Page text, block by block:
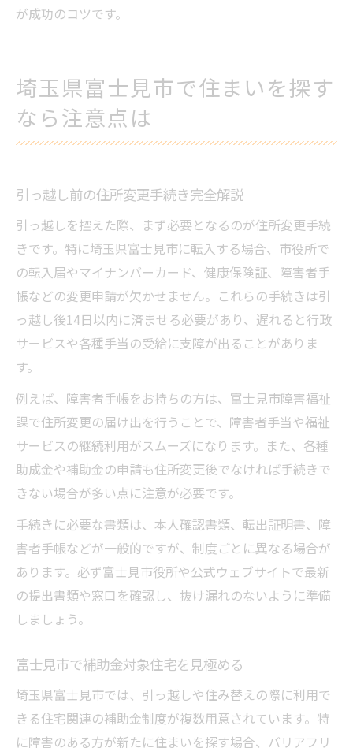
が成功のコツです。
埼玉県富士見市で住まいを探す
なら注意点は
引っ越し前の住所変更手続き完全解説
引っ越しを控えた際、まず必要となるのが住所変更手続
きです。特に埼玉県富士見市に転入する場合、市役所で
の転入届やマイナンバーカード、健康保険証、障害者手
帳などの変更申請が欠かせません。これらの手続きは引
っ越し後14日以内に済ませる必要があり、遅れると行政
サービスや各種手当の受給に支障が出ることがありま
す。
例えば、障害者手帳をお持ちの方は、富士見市障害福祉
課で住所変更の届け出を行うことで、障害者手当や福祉
サービスの継続利用がスムーズになります。また、各種
助成金や補助金の申請も住所変更後でなければ手続きで
きない場合が多い点に注意が必要です。
手続きに必要な書類は、本人確認書類、転出証明書、障
害者手帳などが一般的ですが、制度ごとに異なる場合が
あります。必ず富士見市役所や公式ウェブサイトで最新
の提出書類や窓口を確認し、抜け漏れのないように準備
しましょう。
富士見市で補助金対象住宅を見極める
埼玉県富士見市では、引っ越しや住み替えの際に利用で
きる住宅関連の補助金制度が複数用意されています。特
に障害のある方が新たに住まいを探す場合、バリアフリ